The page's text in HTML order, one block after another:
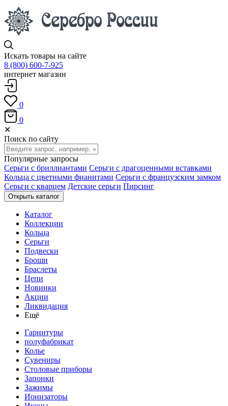
Искать товары на сайте
8 (800) 600-7-925
интернет магазин
0
0
✕
Поиск по сайту
Популярные запросы
Серьги с бриллиантами Серьги с драгоценными вставками
Кольца с цветными фианитами Серьги с французским замком
Серьги с кварцем Детские серьги Пирсинг
Открыть каталог
Каталог
Коллекции
Кольца
Серьги
Подвески
Броши
Браслеты
Цепи
Новинки
Акции
Ликвидация
Ещё
Гарнитуры
полуфабрикат
Колье
Сувениры
Столовые приборы
Запонки
Зажимы
Ионизаторы